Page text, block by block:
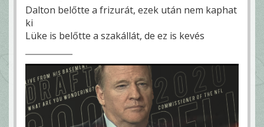
Dalton belőtte a frizurát, ezek után nem kaphat
ki
Lüke is belőtte a szakállát, de ez is kevés